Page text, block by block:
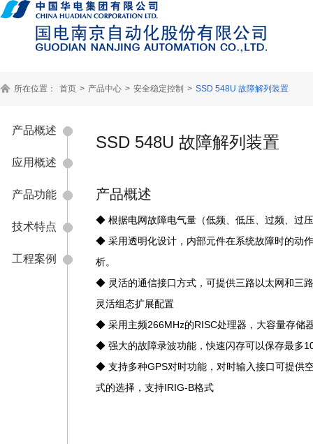
所在位置： 首页 > 产品中心 > 安全稳定控制 > SSD 548U 故障解列装置
产品概述
应用概述
产品功能
技术特点
工程案例
SSD 548U 故障解列装置
产品概述
◆ 根据电网故障电气量（低频、低压、过频、过
◆ 采用透明化设计，内部元件在系统故障时的动
析。
◆ 灵活的通信接口方式，可提供三路以太网和三
灵活组态扩展配置
◆ 采用主频266MHz的RISC处理器，大容量存储
◆ 强大的故障录波功能，快速闪存可以保存最多
◆ 支持多种GPS对时功能，对时输入接口可提供
式的选择，支持IRIG-B格式